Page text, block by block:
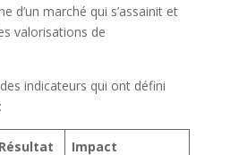
d’un marché qui s’assainit et
valorisations de
indicateurs qui ont défini
Résultat
Impact